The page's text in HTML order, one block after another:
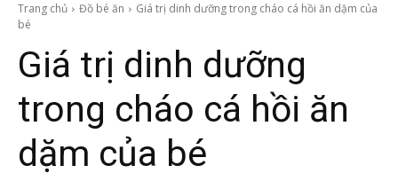
Trang chủ Đồ bé ăn
Giá trị dinh dưỡng trong cháo cá hồi ăn dặm của
bé
Giá trị dinh dưỡng
trong cháo cá hồi ăn
dặm của bé